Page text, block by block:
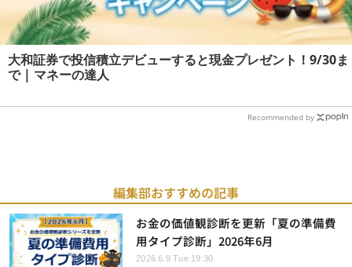
大和証券で投信積立デビューすると現金プレゼント！9/30ま
で | マネーの達人
Recommended by
編集部おすすめの記事
お金の価値観診断を更新「夏の準備費
用タイプ診断」2026年6月
2026.6.9 Tue 19:30